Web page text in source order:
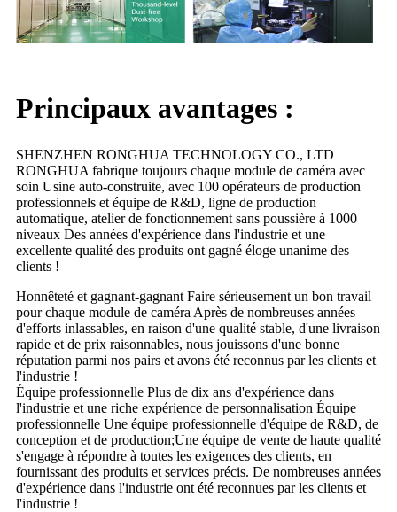
Principaux avantages :
SHENZHEN RONGHUA TECHNOLOGY CO., LTD
RONGHUA fabrique toujours chaque module de caméra avec
soin Usine auto-construite, avec 100 opérateurs de production
professionnels et équipe de R&D, ligne de production
automatique, atelier de fonctionnement sans poussière à 1000
niveaux Des années d'expérience dans l'industrie et une
excellente qualité des produits ont gagné éloge unanime des
clients !
Honnêteté et gagnant-gagnant Faire sérieusement un bon travail
pour chaque module de caméra Après de nombreuses années
d'efforts inlassables, en raison d'une qualité stable, d'une livraison
rapide et de prix raisonnables, nous jouissons d'une bonne
réputation parmi nos pairs et avons été reconnus par les clients et
l'industrie !
Équipe professionnelle Plus de dix ans d'expérience dans
l'industrie et une riche expérience de personnalisation Équipe
professionnelle Une équipe professionnelle d'équipe de R&D, de
conception et de production;Une équipe de vente de haute qualité
s'engage à répondre à toutes les exigences des clients, en
fournissant des produits et services précis. De nombreuses années
d'expérience dans l'industrie ont été reconnues par les clients et
l'industrie !